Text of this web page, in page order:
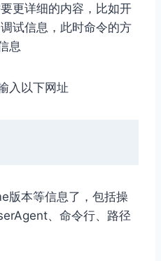
更详细的内容，比如开
试信息，此时命令的方
息
入以下网址
版本等信息了，包括操
、命令行、路径